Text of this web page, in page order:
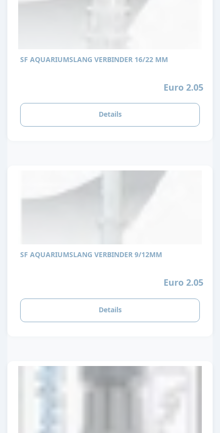
SF AQUARIUMSLANG VERBINDER 16/22 MM
Euro 2.05
Details
SF AQUARIUMSLANG VERBINDER 9/12MM
Euro 2.05
Details